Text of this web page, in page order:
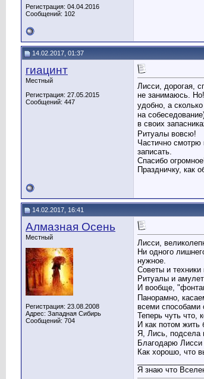
Регистрация: 04.04.2016
Сообщений: 102
14.02.2017, 01:37
гиацинт
Местный
Регистрация: 27.05.2015
Сообщений: 447
Лисси, дорогая,
не занимаюсь.
удобно, а
на
в своих
Ритуалы вовсю!
Частично смотрю
записать.
Спасибо
Праздничку, как
14.02.2017, 16:41
Алмазная Осень
Местный
Регистрация: 23.08.2008
Адрес: Западная Сибирь
Сообщений: 704
Лисси,
Ни одного
нужное.
Советы и
Ритуалы и
И вообще,
Панорамно,
всеми способами
Теперь чуть что,
И как потом жить
Я, Лись, подсела
Благодарю Лисси
Как хорошо, что
Я знаю что